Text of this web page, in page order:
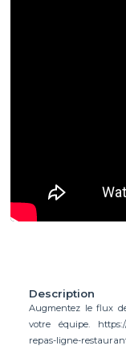
Description
Augmentez le flux
votre équipe. https://
repas-ligne-